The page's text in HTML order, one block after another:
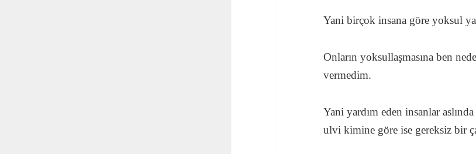
Yani birçok insana göre yoksul
Onların yoksullaşmasına ben
vermedim.
Yani yardım eden insanlar
ulvi kimine göre ise gereksiz bir